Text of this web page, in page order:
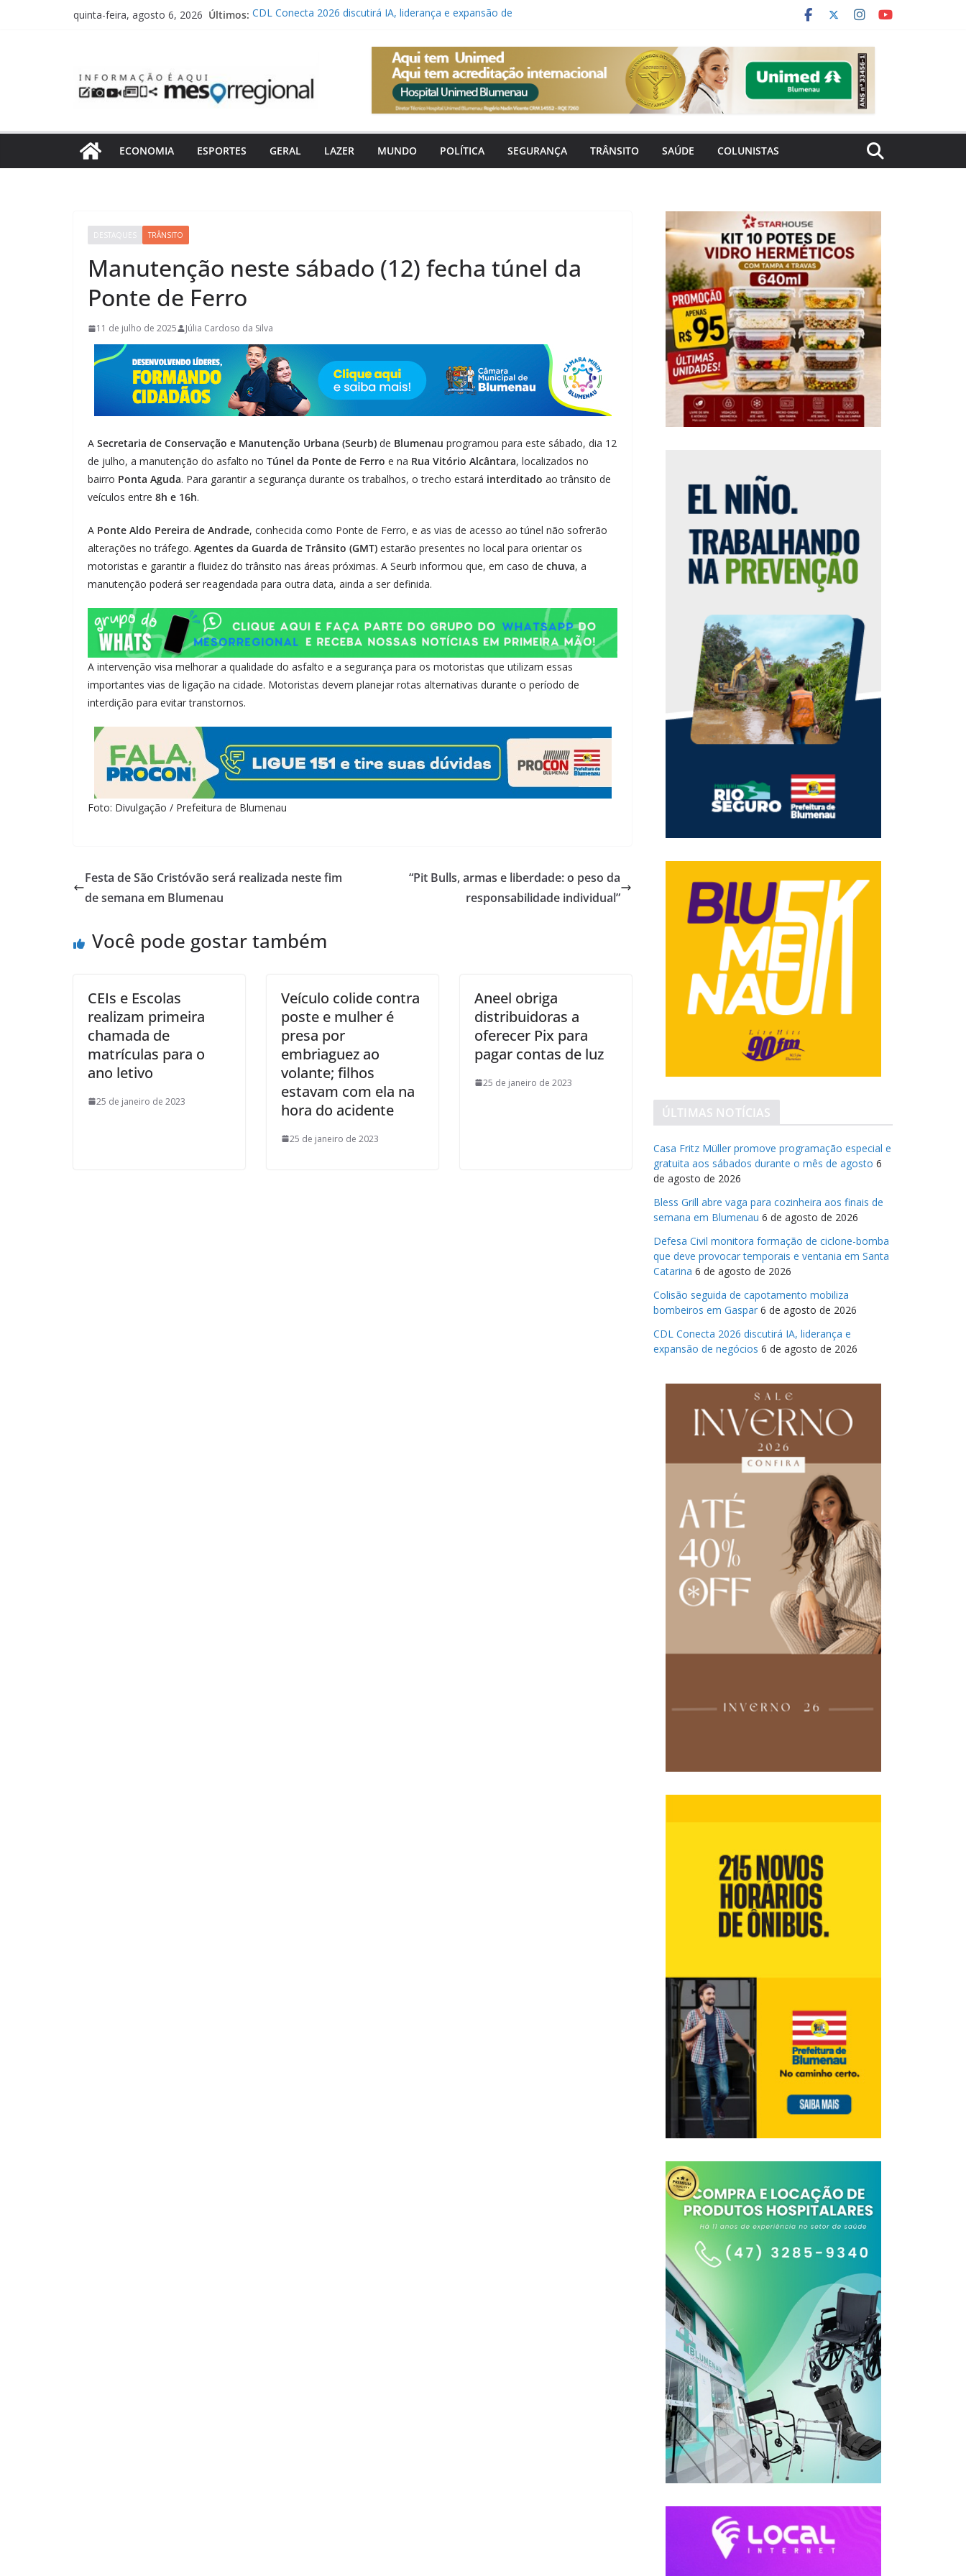
quinta-feira, agosto 6, 2026 Últimos: CDL Conecta 2026 discutirá IA, liderança e expansão de
aos sábados durante o mês de agosto
Bless Grill abre vaga para cozinheira aos finais de semana
em Blumenau
Defesa Civil monitora formação de ciclone-bomba que deve
provocar temporais e ventania em Santa Catarina
Colisão seguida de capotamento mobiliza bombeiros em
ECONOMIA ESPORTES GERAL LAZER MUNDO POLÍTICA SEGURANÇA TRÂNSITO SAÚDE COLUNISTAS
DESTAQUES TRÂNSITO
Manutenção neste sábado (12) fecha túnel da
Ponte de Ferro
11 de julho de 2025 Júlia Cardoso da Silva
A Secretaria de Conservação e Manutenção Urbana (Seurb) de Blumenau programou para este sábado, dia 12
de julho, a manutenção do asfalto no Túnel da Ponte de Ferro e na Rua Vitório Alcântara, localizados no
bairro Ponta Aguda. Para garantir a segurança durante os trabalhos, o trecho estará interditado ao trânsito de
veículos entre 8h e 16h.
A Ponte Aldo Pereira de Andrade, conhecida como Ponte de Ferro, e as vias de acesso ao túnel não sofrerão
alterações no tráfego. Agentes da Guarda de Trânsito (GMT) estarão presentes no local para orientar os
motoristas e garantir a fluidez do trânsito nas áreas próximas. A Seurb informou que, em caso de chuva, a
manutenção poderá ser reagendada para outra data, ainda a ser definida.
A intervenção visa melhorar a qualidade do asfalto e a segurança para os motoristas que utilizam essas
importantes vias de ligação na cidade. Motoristas devem planejar rotas alternativas durante o período de
interdição para evitar transtornos.
Foto: Divulgação / Prefeitura de Blumenau
Festa de São Cristóvão será realizada neste fim
de semana em Blumenau
“Pit Bulls, armas e liberdade: o peso da
responsabilidade individual”
Você pode gostar também
CEIs e Escolas
realizam primeira
chamada de
matrículas para o
ano letivo
25 de janeiro de 2023
Veículo colide contra
poste e mulher é
presa por
embriaguez ao
volante; filhos
estavam com ela na
hora do acidente
25 de janeiro de 2023
Aneel obriga
distribuidoras a
oferecer Pix para
pagar contas de luz
25 de janeiro de 2023
ÚLTIMAS NOTÍCIAS
Casa Fritz Müller promove programação especial e
gratuita aos sábados durante o mês de agosto 6
de agosto de 2026
Bless Grill abre vaga para cozinheira aos finais de
semana em Blumenau 6 de agosto de 2026
Defesa Civil monitora formação de ciclone-bomba
que deve provocar temporais e ventania em Santa
Catarina 6 de agosto de 2026
Colisão seguida de capotamento mobiliza
bombeiros em Gaspar 6 de agosto de 2026
CDL Conecta 2026 discutirá IA, liderança e
expansão de negócios 6 de agosto de 2026